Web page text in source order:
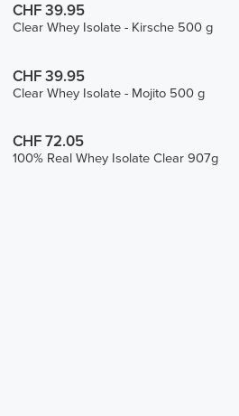
CHF 39.95
Clear Whey Isolate - Kirsche 500 g
CHF 39.95
Clear Whey Isolate - Mojito 500 g
CHF 72.05
100% Real Whey Isolate Clear 907g